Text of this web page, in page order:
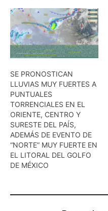
SE PRONOSTICAN
LLUVIAS MUY FUERTES A
PUNTUALES
TORRENCIALES EN EL
ORIENTE, CENTRO Y
SURESTE DEL PAÍS,
ADEMÁS DE EVENTO DE
“NORTE” MUY FUERTE EN
EL LITORAL DEL GOLFO
DE MÉXICO